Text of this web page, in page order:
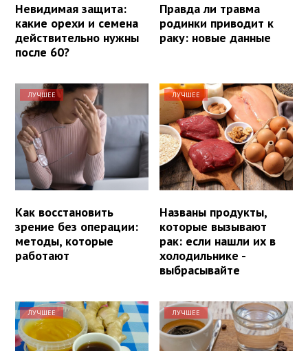
Невидимая защита:
какие орехи и семена
действительно нужны
после 60?
Правда ли травма
родинки приводит к
раку: новые данные
ЛУЧШЕЕ
Как восстановить
зрение без операции:
методы, которые
работают
ЛУЧШЕЕ
Названы продукты,
которые вызывают
рак: если нашли их в
холодильнике -
выбрасывайте
ЛУЧШЕЕ ЛУЧШЕЕ